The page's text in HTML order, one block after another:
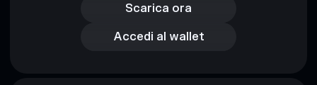
Scarica ora
Accedi al wallet
Accedi al wallet